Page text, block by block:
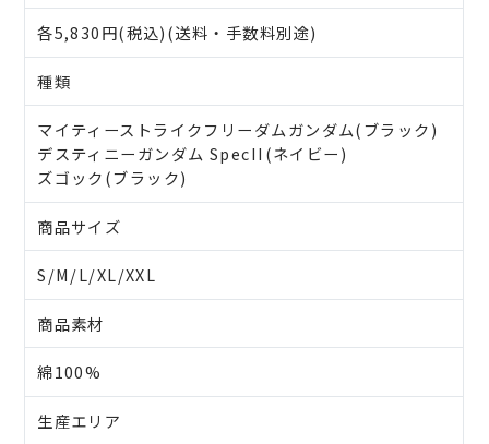
各5,830円(税込)(送料・手数料別途)
種類
マイティーストライクフリーダムガンダム(ブラック)
デスティニーガンダム SpecII(ネイビー)
ズゴック(ブラック)
商品サイズ
S/M/L/XL/XXL
商品素材
綿100%
生産エリア